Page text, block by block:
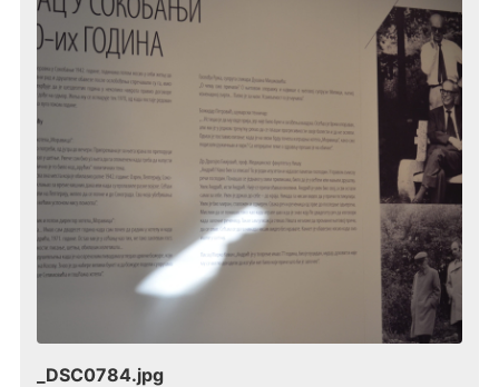
_DSC0784.jpg